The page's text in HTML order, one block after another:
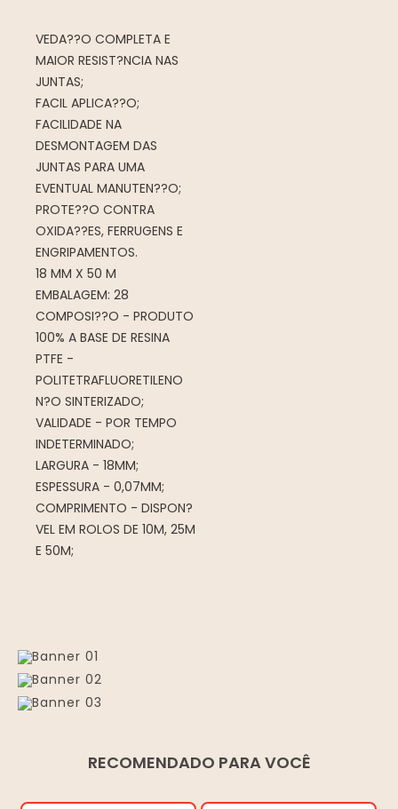
VEDA??O COMPLETA E
MAIOR RESIST?NCIA NAS
JUNTAS;
FACIL APLICA??O;
FACILIDADE NA
DESMONTAGEM DAS
JUNTAS PARA UMA
EVENTUAL MANUTEN??O;
PROTE??O CONTRA
OXIDA??ES, FERRUGENS E
ENGRIPAMENTOS.
18 MM X 50 M
EMBALAGEM: 28
COMPOSI??O - PRODUTO
100% A BASE DE RESINA
PTFE -
POLITETRAFLUORETILENO
N?O SINTERIZADO;
VALIDADE - POR TEMPO
INDETERMINADO;
LARGURA - 18MM;
ESPESSURA - 0,07MM;
COMPRIMENTO - DISPON?
VEL EM ROLOS DE 10M, 25M
E 50M;
RECOMENDADO PARA VOCÊ